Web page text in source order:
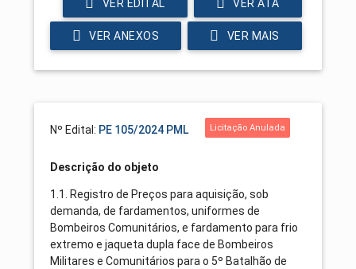
VER EDITAL VER ATA
VER ANEXOS VER MAIS
Nº Edital: PE 105/2024 PML Licitação Anulada
Descrição do objeto
1.1. Registro de Preços para aquisição, sob
demanda, de fardamentos, uniformes de
Bombeiros Comunitários, e fardamento para frio
extremo e jaqueta dupla face de Bombeiros
Militares e Comunitários para o 5º Batalhão de